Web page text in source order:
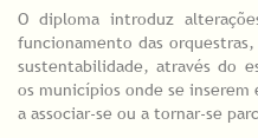
O diploma introduz
funcionamento das
sustentabilidade, através do
os municípios onde se
a associar-se ou a tornar-se